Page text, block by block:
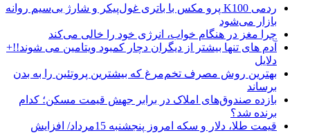
ردمی K100 پرو مکس با باتری غول‌پیکر و شارژ بی‌سیم روانه
بازار می‌شود
چرا مغز در هنگام خواب، انرژی خود را خالی می‌کند
آدم های تنها بیشتر از دیگران دچار کمبود ویتامین می شوند!!+
دلایل
بهترین روش مصرف تخم‌مرغ که بیشترین پروتئین را به بدن
برساند
بازده صندوق‌های املاک در برابر جهش قیمت مسکن؛ کدام
برنده شد؟
قیمت طلا، دلار و سکه امروز پنجشنبه 15مرداد/ افزایش